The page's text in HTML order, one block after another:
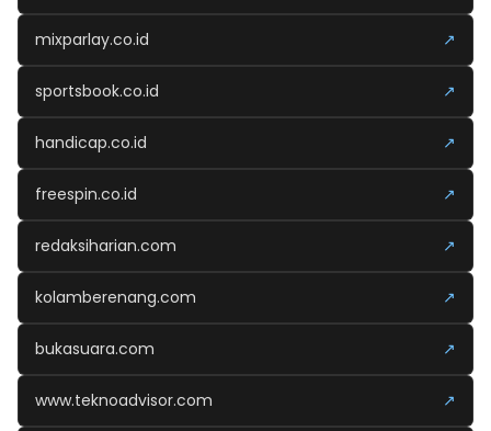
mixparlay.co.id ↗
sportsbook.co.id ↗
handicap.co.id ↗
freespin.co.id ↗
redaksiharian.com ↗
kolamberenang.com ↗
bukasuara.com ↗
www.teknoadvisor.com ↗